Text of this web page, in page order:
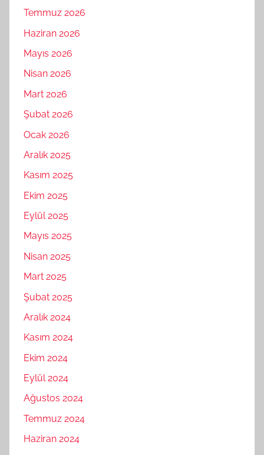
Temmuz 2026
Haziran 2026
Mayıs 2026
Nisan 2026
Mart 2026
Şubat 2026
Ocak 2026
Aralık 2025
Kasım 2025
Ekim 2025
Eylül 2025
Mayıs 2025
Nisan 2025
Mart 2025
Şubat 2025
Aralık 2024
Kasım 2024
Ekim 2024
Eylül 2024
Ağustos 2024
Temmuz 2024
Haziran 2024